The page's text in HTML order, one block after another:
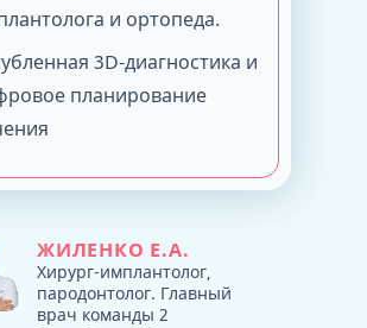
и ортопеда.
3D-диагностика и
планирование
ЖИЛЕНКО Е.А.
Хирург-имплантолог,
пародонтолог. Главный
врач команды 2